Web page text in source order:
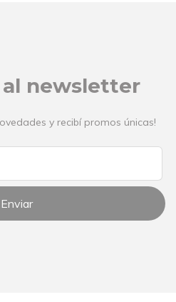
newsletter
y recibí promos únicas!